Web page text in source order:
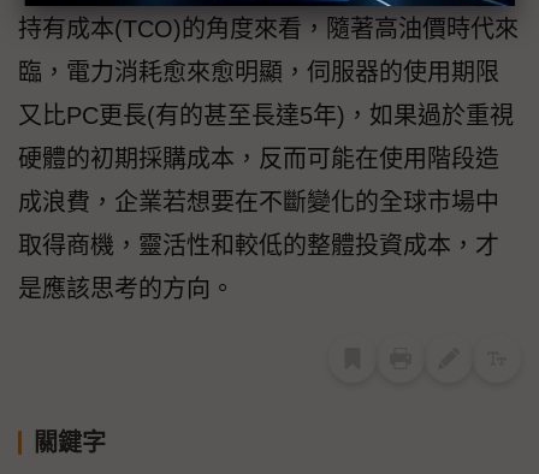
持有成本(TCO)的角度來看，隨著高油價時代來
臨，電力消耗愈來愈明顯，伺服器的使用期限
又比PC更長(有的甚至長達5年)，如果過於重視
硬體的初期採購成本，反而可能在使用階段造
成浪費，企業若想要在不斷變化的全球市場中
取得商機，靈活性和較低的整體投資成本，才
是應該思考的方向。
關鍵字